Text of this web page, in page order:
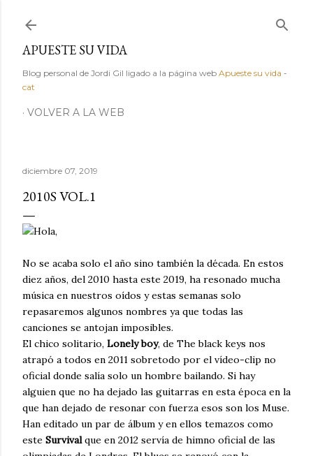
APUESTE SU VIDA
Blog personal de Jordi Gil ligado a la página web Apueste su vida -
cat
VOLVER A LA WEB
diciembre 07, 2019
2010S VOL.1
Hola,
No se acaba solo el año sino también la década. En estos
diez años, del 2010 hasta este 2019, ha resonado mucha
música en nuestros oídos y estas semanas solo
repasaremos algunos nombres ya que todas las
canciones se antojan imposibles.
El chico solitario, Lonely boy, de The black keys nos
atrapó a todos en 2011 sobretodo por el vídeo-clip no
oficial donde salía solo un hombre bailando. Si hay
alguien que no ha dejado las guitarras en esta época en la
que han dejado de resonar con fuerza esos son los Muse.
Han editado un par de álbum y en ellos temazos como
este Survivalque en 2012 servía de himno oficial de las